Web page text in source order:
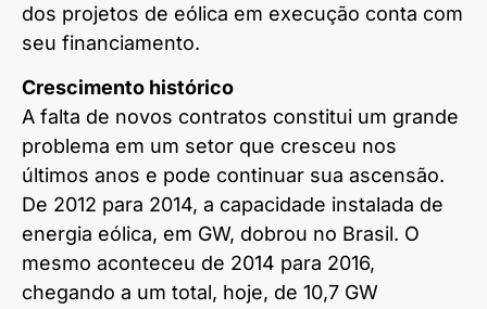
dos projetos de eólica em execução conta com
seu financiamento.
Crescimento histórico
A falta de novos contratos constitui um grande
problema em um setor que cresceu nos
últimos anos e pode continuar sua ascensão.
De 2012 para 2014, a capacidade instalada de
energia eólica, em GW, dobrou no Brasil. O
mesmo aconteceu de 2014 para 2016,
chegando a um total, hoje, de 10,7 GW